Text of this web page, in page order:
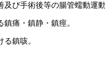
び手術後等の腸管蠕動運動
痛・鎮静・鎮痙。
鎮咳。